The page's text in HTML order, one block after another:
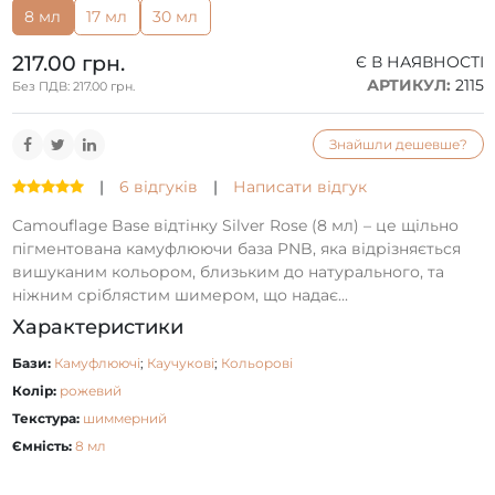
| 6 відгуків |
Написати відгук
Camouflage Base відтінку Silver Rose (8 мл) – це щільно
пігментована камуфлюючи база PNB, яка відрізняється
вишуканим кольором, близьким до натурального, та
ніжним сріблястим шимером, що надає...
Характеристики
Бази: Камуфлюючі; Каучукові; Кольорові
Колір: рожевий
Текстура: шиммерний
Ємність: 8 мл
8 мл 17 мл 30 мл
217.00 грн.
Без ПДВ: 217.00 грн.
Є В НАЯВНОСТІ
АРТИКУЛ: 2115
Знайшли дешевше?